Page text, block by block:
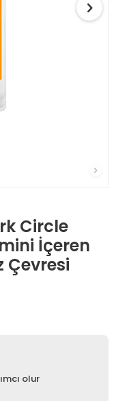
Circle
İçeren
Çevresi
olur